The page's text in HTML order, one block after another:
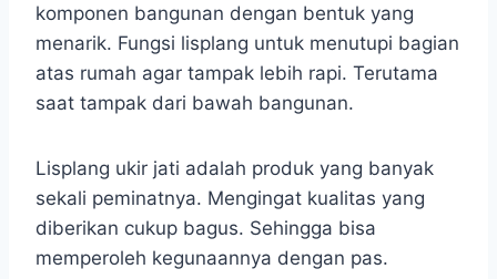
komponen bangunan dengan bentuk yang
menarik. Fungsi lisplang untuk menutupi bagian
atas rumah agar tampak lebih rapi. Terutama
saat tampak dari bawah bangunan.
Lisplang ukir jati adalah produk yang banyak
sekali peminatnya. Mengingat kualitas yang
diberikan cukup bagus. Sehingga bisa
memperoleh kegunaannya dengan pas.